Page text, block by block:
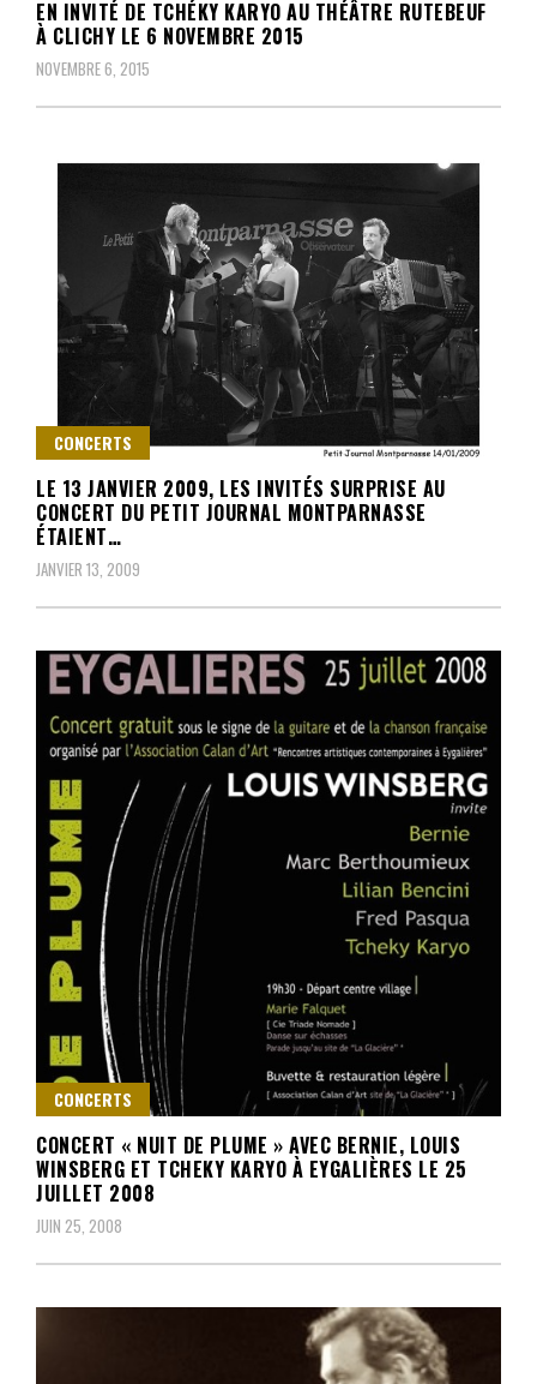
EN INVITÉ DE TCHÉKY KARYO AU THÉÂTRE RUTEBEUF
À CLICHY LE 6 NOVEMBRE 2015
NOVEMBRE 6, 2015
CONCERTS
LE 13 JANVIER 2009, LES INVITÉS SURPRISE AU
CONCERT DU PETIT JOURNAL MONTPARNASSE
ÉTAIENT…
JANVIER 13, 2009
CONCERTS
CONCERT « NUIT DE PLUME » AVEC BERNIE, LOUIS
WINSBERG ET TCHEKY KARYO À EYGALIÈRES LE 25
JUILLET 2008
JUIN 25, 2008